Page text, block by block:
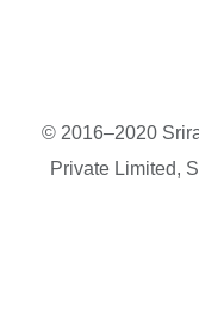
© 2016–2020
Private Limited,